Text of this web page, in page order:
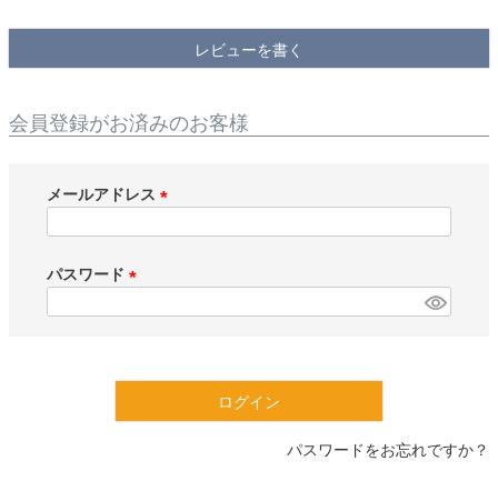
レビューを書く
会員登録がお済みのお客様
メールアドレス
)
パスワード
ログイン
パスワードをお忘れですか？